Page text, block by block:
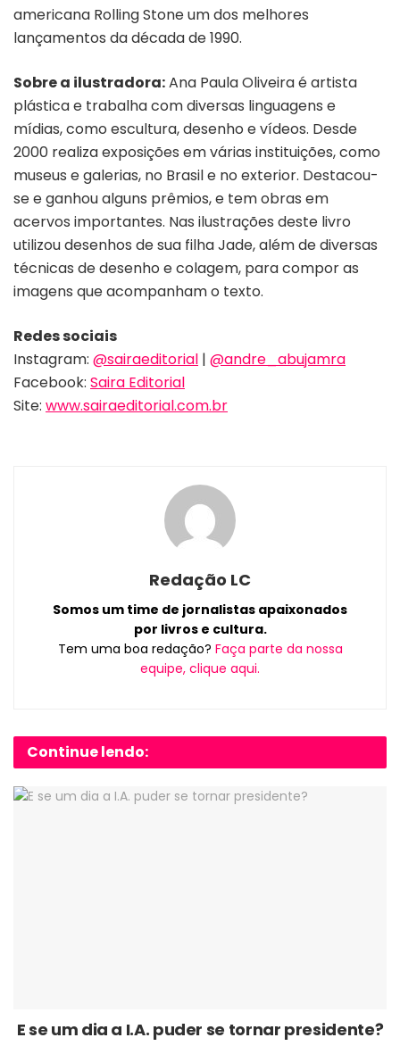
americana Rolling Stone um dos melhores
lançamentos da década de 1990.
Sobre a ilustradora:Ana Paula Oliveira é artista
plástica e trabalha com diversas linguagens e
mídias, como escultura, desenho e vídeos. Desde
2000 realiza exposições em várias instituições, como
museus e galerias, no Brasil e no exterior. Destacou-
se e ganhou alguns prêmios, e tem obras em
acervos importantes. Nas ilustrações deste livro
utilizou desenhos de sua filha Jade, além de diversas
técnicas de desenho e colagem, para compor as
imagens que acompanham o texto.
Redes sociais
Instagram: @sairaeditorial | @andre_abujamra
Facebook: Saira Editorial
Site: www.sairaeditorial.com.br
Redação LC
Somos um time de jornalistas apaixonados
por livros e cultura.
Tem uma boa redação? Faça parte da nossa
equipe, clique aqui.
Continue lendo:
E se um dia a I.A. puder se tornar presidente?